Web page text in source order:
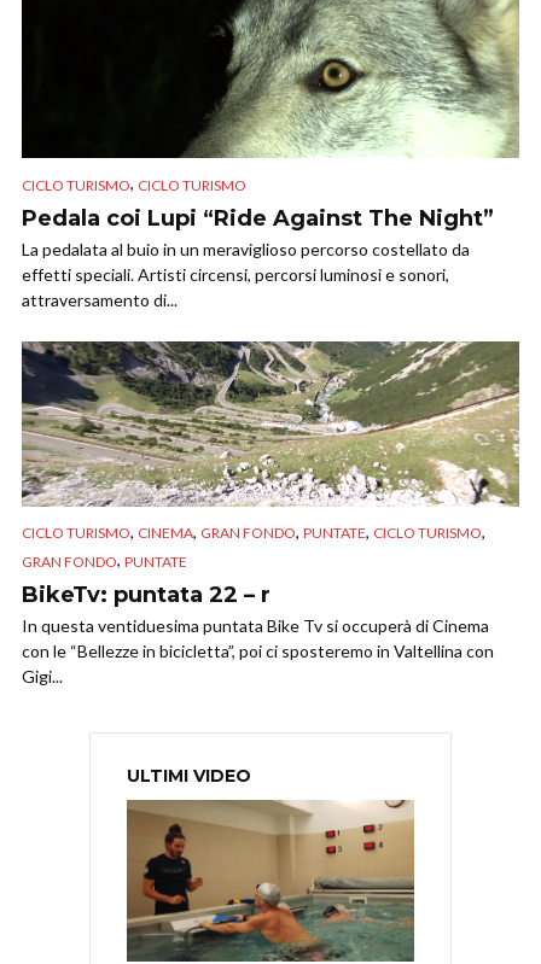
CICLO TURISMO, CICLO TURISMO
Pedala coi Lupi “Ride Against The Night”
La pedalata al buio in un meraviglioso percorso costellato da
effetti speciali. Artisti circensi, percorsi luminosi e sonori,
attraversamento di...
CICLO TURISMO, CINEMA, GRAN FONDO, PUNTATE, CICLO TURISMO,
GRAN FONDO, PUNTATE
BikeTv: puntata 22 – r
In questa ventiduesima puntata Bike Tv si occuperà di Cinema
con le “Bellezze in bicicletta”, poi ci sposteremo in Valtellina con
Gigi...
ULTIMI VIDEO